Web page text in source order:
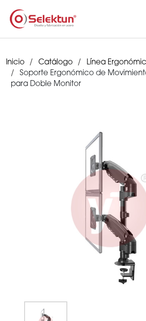
Inicio Catálogo
Línea
Soporte Ergonómico de
para Doble Monitor